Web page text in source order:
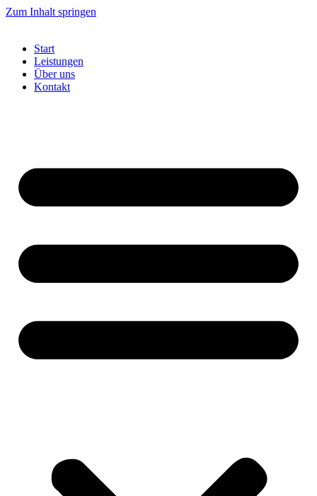
Zum Inhalt springen
Start
Leistungen
Über uns
Kontakt